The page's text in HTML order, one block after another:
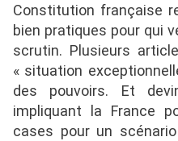
Constitution française
bien pratiques pour qui
scrutin. Plusieurs
« situation
des pouvoirs. Et
impliquant la France
cases pour un